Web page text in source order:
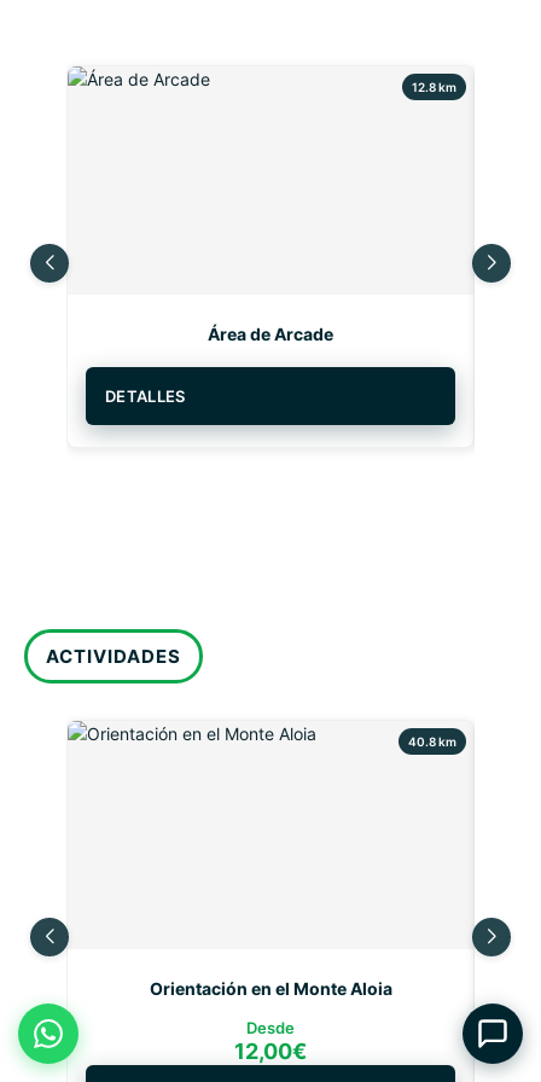
12.8 km
Área de Arcade
DETALLES
ACTIVIDADES
40.8 km
Orientación en el Monte Aloia
Desde
12,00€